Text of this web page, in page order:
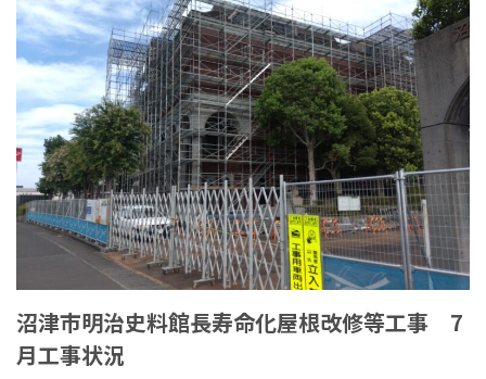
沼津市明治史料館長寿命化屋根改修等工事 7
月工事状況